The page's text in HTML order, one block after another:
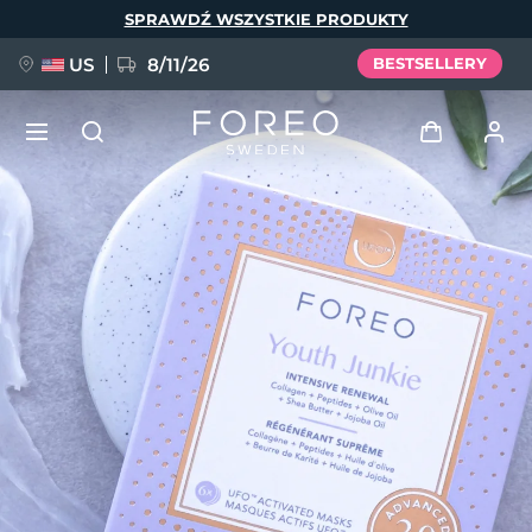
SPRAWDŹ WSZYSTKIE PRODUKTY
US 8/11/26 BESTSELLERY
Zaloguj
Profil użytkownika
Moje urządzenia
Moje zamówienia
Moje adresy
Moje subskrypcje
NOWOŚĆ
FAQ™ Pure Beauty-Tech Elixir
BREAKING NEWS
issa™ Teeth Whitening Set
Język
English Deutsch
Español
Français
Italiano
Português
Polski
Svenska
Русский
Türkçe
简体中文 繁體中文